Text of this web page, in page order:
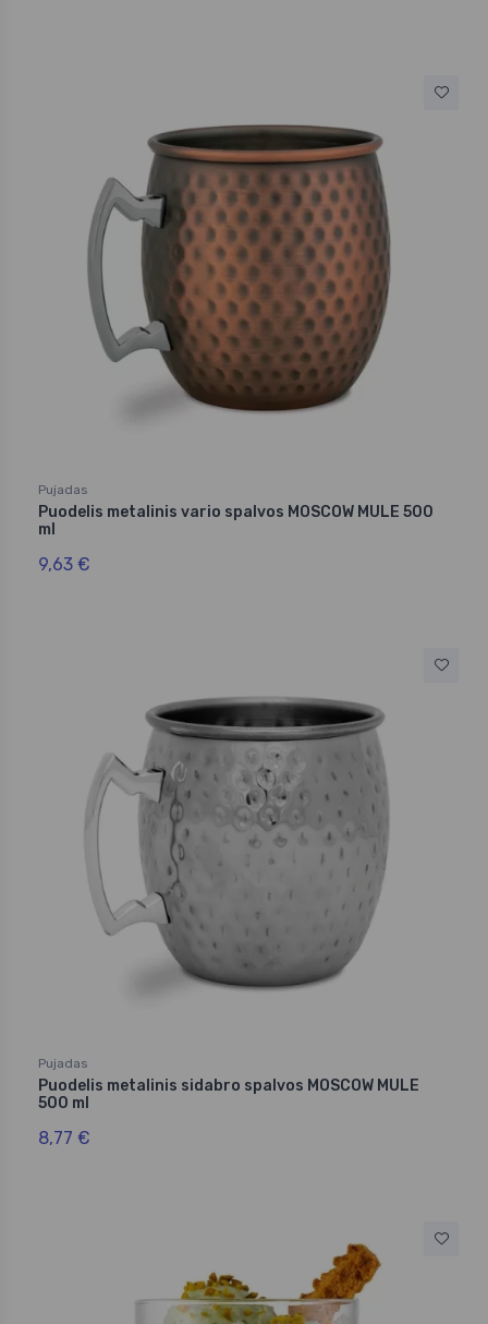
Pujadas
Puodelis metalinis vario spalvos MOSCOW MULE 500
ml
9,63 €
Pujadas
Puodelis metalinis sidabro spalvos MOSCOW MULE
500 ml
8,77 €